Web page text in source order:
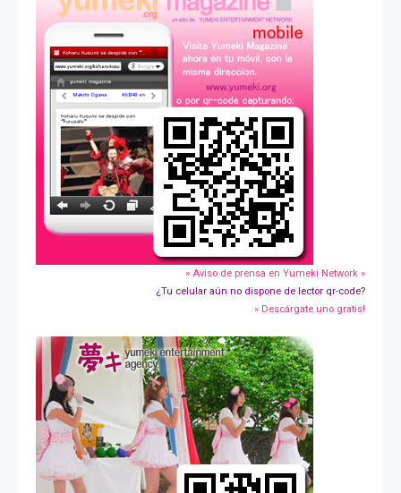
» Aviso de prensa en Yumeki Network »
¿Tu celular aún no dispone de lector qr-code?
» Descárgate uno gratis!